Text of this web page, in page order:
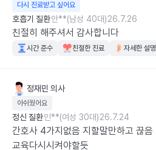
다시 진료받고 싶어요
호흡기 질환안**(남성 40대)26.7.26
친절히 해주셔서 감사합니다
시간 준수 친절한 진료 자세한 설명
정재민 의사
아쉬웠어요
정신 질환인**(여성 30대)26.7.24
간호사 4가지없음 지할말만하고 끊음
교육다시시켜야할듯